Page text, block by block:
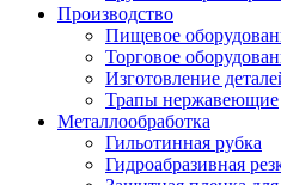
Производство
Пищевое
Торговое
Изготовление
Трапы нержавеющие
Металлообработка
Гильотинная рубка
Гидроабразивная